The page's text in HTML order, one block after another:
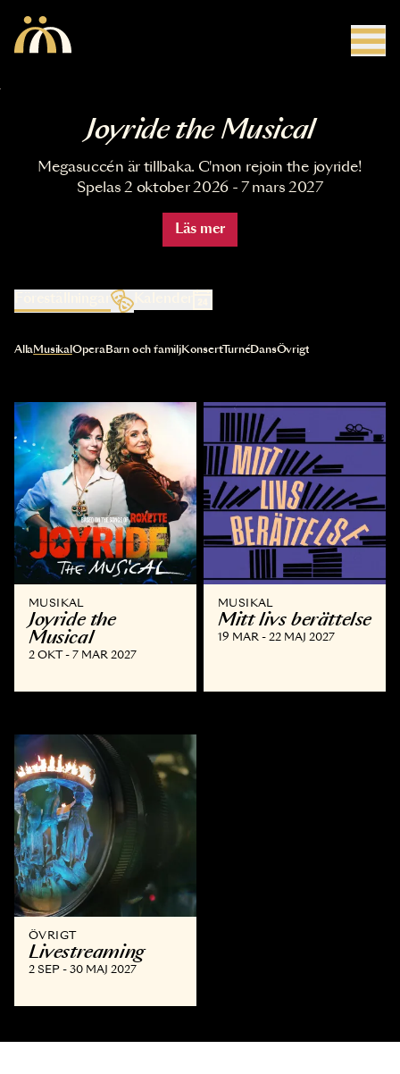
Joyride the Musical
Megasuccén är tillbaka. C'mon rejoin the joyride!
Spelas 2 oktober 2026 - 7 mars 2027
Läs mer
Kalender
Val av kategori uppdaterar innehållet automatiskt
AllaMusikal OperaBarn och familjKonsertTurnéDansÖvrigt
MUSIKAL
Joyride the
Musical
2 OKT - 7 MAR 2027
MUSIKAL
Mitt livs berättelse
19 MAR - 22 MAJ 2027
ÖVRIGT
Livestreaming
2 SEP - 30 MAJ 2027